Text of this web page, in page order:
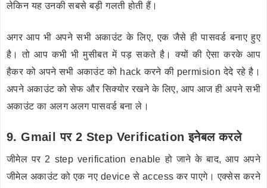
लेकिन यह उनकी सबसे बड़ी गलती होती हैं।
अगर आप भी अपने सभी अकाउंट के लिए, एक जैसे ही पासवर्ड बनाए हुए
है। तो आप कभी भी मुसीबत में पड़ सकते है। क्यों की ऐसा करके आप
हैकर को अपने सभी अकाउंट को hack करने की permision देदे रहे है।
अपने अकाउंट को सेफ और सिक्योर रखने के लिए, आप आज ही अपने सभी
अकाउंट का अलग अलग पासवर्ड बना ले।
9. Gmail पर 2 Step Verification इनेबल करले
जीमेल पर 2 step verification enable हो जाने के बाद, आप अपने
जीमेल अकाउंट को एक नए device से access कर पाएगे। एक्सेस करने